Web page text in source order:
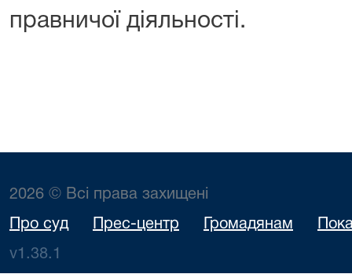
правничої діяльності.
2026 © Всі права захищені
Про суд Прес-центр Громадянам
v1.38.1